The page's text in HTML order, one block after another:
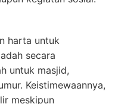
harta untuk
secara
untuk masjid,
Keistimewaannya,
meskipun